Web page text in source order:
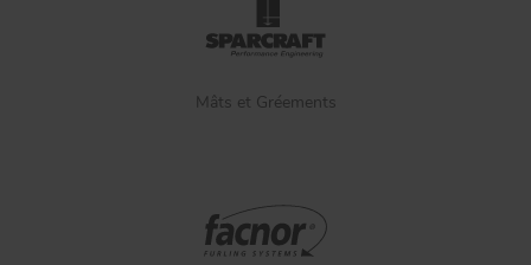
Mâts et Gréements